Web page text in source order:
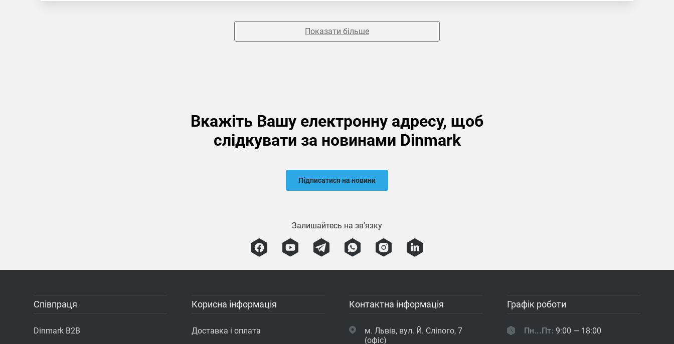
Показати більше
Вкажіть Вашу електронну адресу, щоб
слідкувати за новинами Dinmark
Підписатися на новини
Залишайтесь на зв'язку
Співпраця
Dinmark B2B
Корисна інформація
Доставка і оплата
Контактна інформація
м. Львів, вул. Й. Сліпого, 7
(офіс)
Графік роботи
Пн...Пт: 9:00 — 18:00